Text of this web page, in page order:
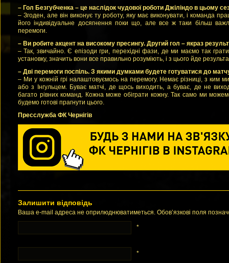
– Гол Безгубченка – це наслідок чудової роботи Джіліндо в цьому
– Згоден, але він виконує ту роботу, яку має виконувати, і команда
його індивідуальне досягнення поки що, але все ж таки більш
перемоги.
– Ви робите акцент на високому пресингу. Другий гол – якраз
– Так, звичайно. Є епізоди гри, перехідні фази, де ми маємо так
установку, значить вони все правильно розуміють, і з цього йде
– Дві перемоги поспіль. З якими думками будете готуватися до
– Ми у кожній грі налаштовуємось на перемогу. Немає різниці, з ким
або з Інгульцем. Буває матчі, де щось виходить, а буває, де не
багато рівних команд. Кожна може обіграти кожну. Так само ми
будемо готові прагнути цього.
Пресслужба ФК Чернігів
Залишити відповідь
Ваша e-mail адреса не оприлюднюватиметься. Обов’язкові поля
*
*